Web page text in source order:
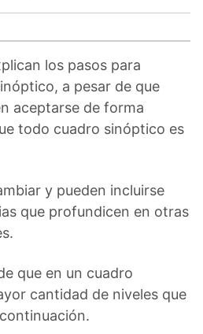
los pasos para
a pesar de que
aceptarse de forma
todo cuadro sinóptico es
y pueden incluirse
que profundicen en otras
que en un cuadro
cantidad de niveles que